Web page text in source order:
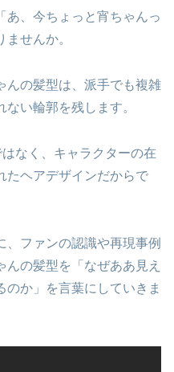
あ、今ちょっと宵ちゃんっ
せんか。
んの髪型は、派手でも複雑
い輪郭を残します。
なく、キャラクターの在
たヘアデザインだからで
、ファンの認識や再現事例
んの髪型を「なぜああ見え
のか」を言葉にしていきま